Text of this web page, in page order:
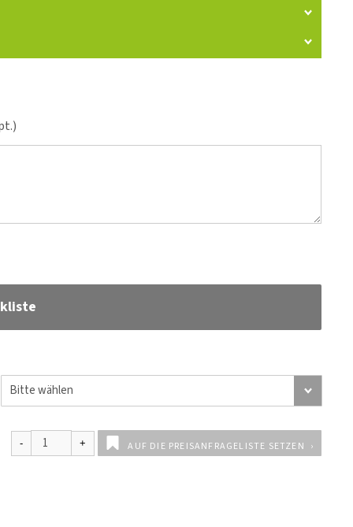
AUF DIE PREISANFRAGELISTE SETZEN